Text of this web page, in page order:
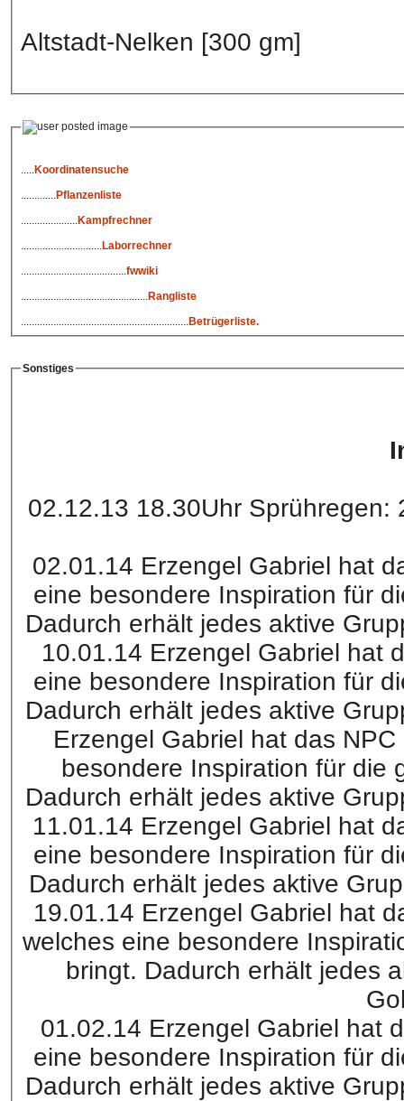
Altstadt-Nelken [300 gm]
.....Koordinatensuche
.............Pflanzenliste
.....................Kampfrechner
..............................Laborrechner
.......................................fwwiki
...............................................Rangliste
..............................................................Betrügerliste.
Sonstiges
02.12.13 18.30Uhr Sprühregen:
02.01.14 Erzengel Gabriel hat
eine besondere Inspiration für
Dadurch erhält jedes aktive
10.01.14 Erzengel Gabriel hat
eine besondere Inspiration für
Dadurch erhält jedes aktive
Erzengel Gabriel hat das
besondere Inspiration für die
Dadurch erhält jedes aktive
11.01.14 Erzengel Gabriel hat
eine besondere Inspiration für
Dadurch erhält jedes aktive
19.01.14 Erzengel Gabriel hat
welches eine besondere
bringt. Dadurch erhält jedes
01.02.14 Erzengel Gabriel hat
eine besondere Inspiration für
Dadurch erhält jedes aktive